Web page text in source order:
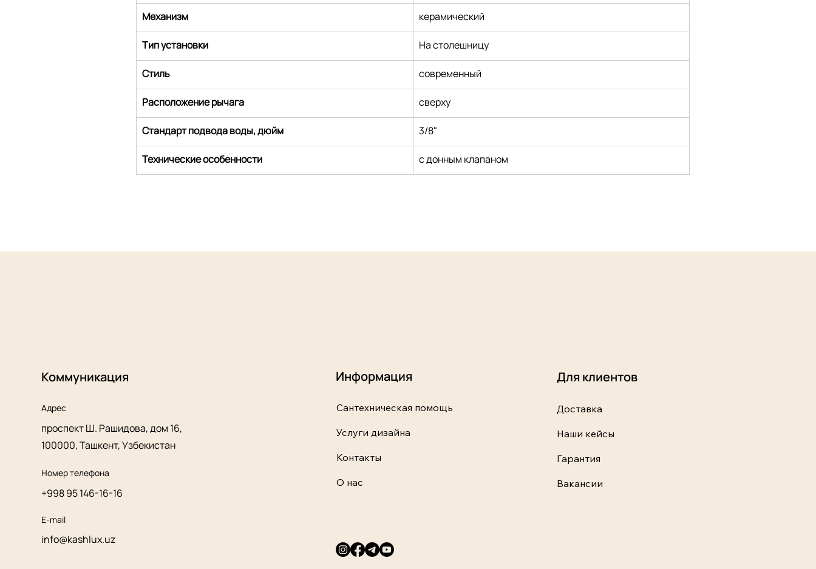
Механизм керамический
Тип установки На столешницу
Стиль современный
Расположение рычага сверху
Стандарт подвода воды, дюйм 3/8"
Технические особенности с донным клапаном
Коммуникация
Адрес
проспект Ш. Рашидова, дом 16,
100000, Ташкент, Узбекистан
Номер телефона
+998 95 146-16-16
E-mail
info@kashlux.uz
Информация
Сантехническая помощь
Услуги дизайна
Контакты
О нас
Для клиентов
Доставка
Наши кейсы
Гарантия
Вакансии